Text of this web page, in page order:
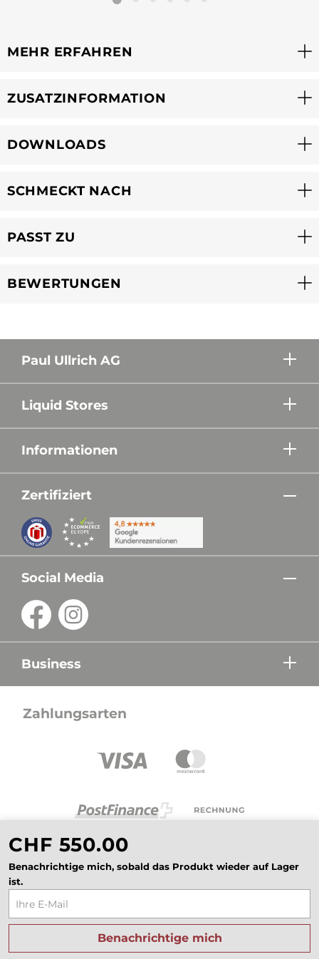
CHF 550.00
Benachrichtige mich, sobald das Produkt wieder auf Lager
ist.
Benachrichtige mich
MEHR ERFAHREN
ZUSATZINFORMATION
DOWNLOADS
SCHMECKT NACH
PASST ZU
BEWERTUNGEN
Paul Ullrich AG
Liquid Stores
Informationen
Zertifiziert
Social Media
Business
Zahlungsarten
Alle Preise in CHF inkl. Mehrwertsteuer zzgl.
Versandkosten wenn nicht anders beschrieben.